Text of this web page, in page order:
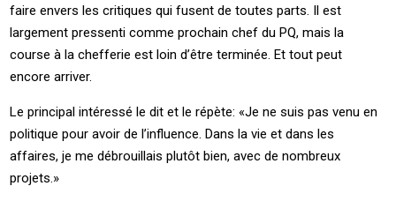
faire envers les critiques qui fusent de toutes parts. Il est
largement pressenti comme prochain chef du PQ, mais la
course à la chefferie est loin d’être terminée. Et tout peut
encore arriver.
Le principal intéressé le dit et le répète: «Je ne suis pas venu en
politique pour avoir de l’influence. Dans la vie et dans les
affaires, je me débrouillais plutôt bien, avec de nombreux
projets.»